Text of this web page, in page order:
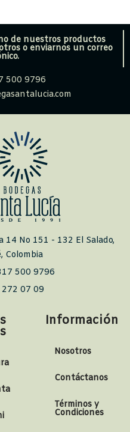
de nuestros productos
o enviarnos un correo
500 9796
14 No 151 - 132 El Salado,
Colombia
500 9796
07 09
Información
Nosotros
Contáctanos
Términos y
Condiciones